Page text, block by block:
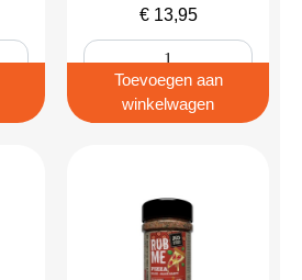
€13,95
Toevoegen aan
winkelwagen